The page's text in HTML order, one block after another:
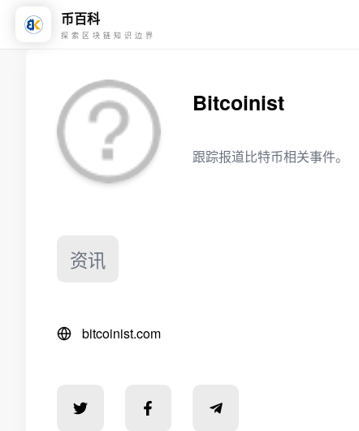
币百科
探索区块链知识边界
Bitcoinist
跟踪报道比特币相关事件。
资讯
bitcoinist.com